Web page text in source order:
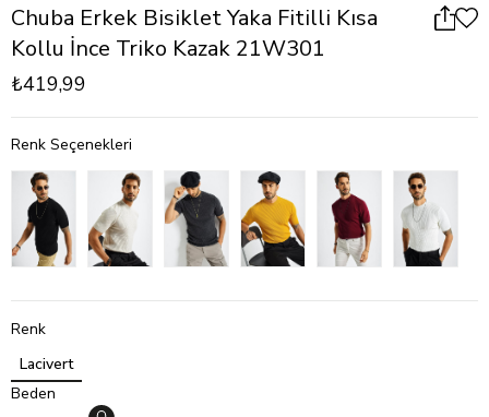
Chuba Erkek Bisiklet Yaka Fitilli Kısa
Kollu İnce Triko Kazak 21W301
₺419,99
Renk Seçenekleri
Renk
Lacivert
Beden